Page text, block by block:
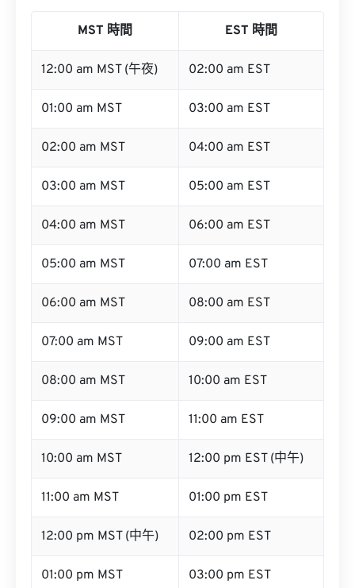
MST 時間 EST 時間
12:00 am MST (午夜) 02:00 am EST
01:00 am MST 03:00 am EST
02:00 am MST 04:00 am EST
03:00 am MST 05:00 am EST
04:00 am MST 06:00 am EST
05:00 am MST 07:00 am EST
06:00 am MST 08:00 am EST
07:00 am MST 09:00 am EST
08:00 am MST 10:00 am EST
09:00 am MST 11:00 am EST
10:00 am MST 12:00 pm EST (中午)
11:00 am MST 01:00 pm EST
12:00 pm MST (中午) 02:00 pm EST
01:00 pm MST 03:00 pm EST